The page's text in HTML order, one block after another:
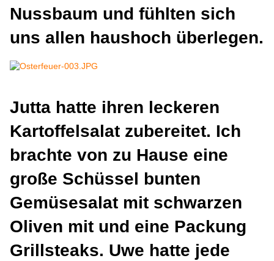
Nussbaum und fühlten sich
uns allen haushoch überlegen.
Jutta hatte ihren leckeren
Kartoffelsalat zubereitet. Ich
brachte von zu Hause eine
große Schüssel bunten
Gemüsesalat mit schwarzen
Oliven mit und eine Packung
Grillsteaks. Uwe hatte jede